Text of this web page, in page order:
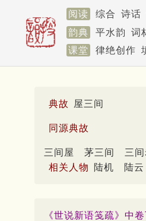
阅读 综合 诗话
韵典
平水韵 词
课堂
律绝创作
典故 屋三间
同源典故
三间屋 茅三间 三
相关人物
陆机 陆云
《世说新语笺疏》中